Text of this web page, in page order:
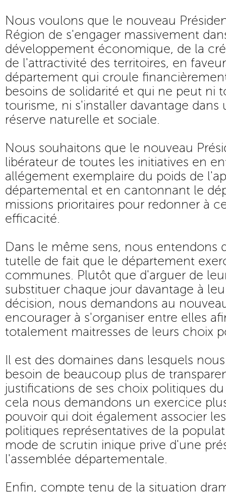
Nous voulons que le nouveau
Région de s'engager massivement
développement économique, de la
de l'attractivité des territoires, en
département qui croule
besoins de solidarité et qui ne peut ni
tourisme, ni s'installer davantage
réserve naturelle et sociale.
Nous souhaitons que le nouveau
libérateur de toutes les initiatives en
allégement exemplaire du poids de
départemental et en cantonnant le
missions prioritaires pour redonner à
efficacité.
Dans le même sens, nous entendons
tutelle de fait que le département
communes. Plutôt que d'arguer de
substituer chaque jour davantage à
décision, nous demandons au
encourager à s'organiser entre elles
totalement maitresses de leurs choix
Il est des domaines dans lesquels
besoin de beaucoup plus de
justifications de ses choix politiques
cela nous demandons un exercice
pouvoir qui doit également associer
politiques représentatives de la
mode de scrutin inique prive d'une
l'assemblée départementale.
Enfin, compte tenu de la situation